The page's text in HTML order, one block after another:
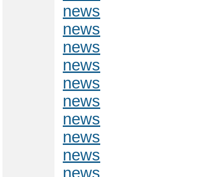
news
news
news
news
news
news
news
news
news
news